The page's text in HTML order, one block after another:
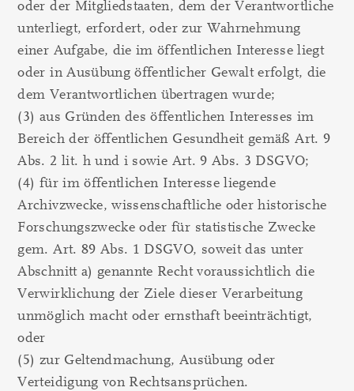
oder der Mitgliedstaaten, dem der Verantwortliche
unterliegt, erfordert, oder zur Wahrnehmung
einer Aufgabe, die im öffentlichen Interesse liegt
oder in Ausübung öffentlicher Gewalt erfolgt, die
dem Verantwortlichen übertragen wurde;
(3) aus Gründen des öffentlichen Interesses im
Bereich der öffentlichen Gesundheit gemäß Art. 9
Abs. 2 lit. h und i sowie Art. 9 Abs. 3 DSGVO;
(4) für im öffentlichen Interesse liegende
Archivzwecke, wissenschaftliche oder historische
Forschungszwecke oder für statistische Zwecke
gem. Art. 89 Abs. 1 DSGVO, soweit das unter
Abschnitt a) genannte Recht voraussichtlich die
Verwirklichung der Ziele dieser Verarbeitung
unmöglich macht oder ernsthaft beeinträchtigt,
oder
(5) zur Geltendmachung, Ausübung oder
Verteidigung von Rechtsansprüchen.